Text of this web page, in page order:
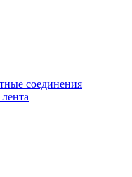
соединения